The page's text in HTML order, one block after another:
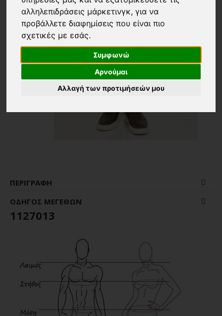
αλληλεπιδράσεις μάρκετινγκ,για να
προβάλλετε διαφημίσεις που είναι πιο
σχετικές με εσάς.
Συμφωνώ
Αρνούμαι
Αλλαγή των προτιμήσεών μου
ΠΕΡΙΓΡΑΦΉ
ΟΔΗΓΌΣ ΜΕΓΕΘΏΝ
1127013